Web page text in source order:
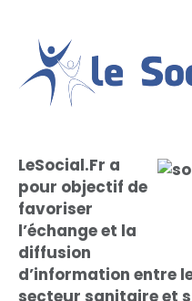
LeSocial.Fr a
pour objectif de
favoriser
l’échange et la
diffusion
d’information entre
secteur sanitaire et